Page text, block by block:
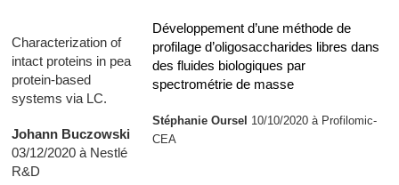
Characterization of
intact proteins in pea
protein-based
systems via LC.
Johann Buczowski
03/12/2020 à Nestlé
R&D
Développement d’une méthode de
profilage d’oligosaccharides libres dans
des fluides biologiques par
spectrométrie de masse
Stéphanie Oursel 10/10/2020 à Profilomic-
CEA